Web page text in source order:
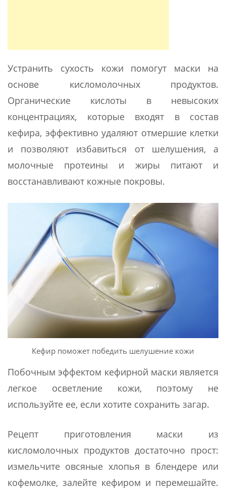
Устранить сухость кожи помогут маски на
основе кисломолочных продуктов.
Органические кислоты в невысоких
концентрациях, которые входят в состав
кефира, эффективно удаляют отмершие клетки
и позволяют избавиться от шелушения, а
молочные протеины и жиры питают и
восстанавливают кожные покровы.
Кефир поможет победить шелушение кожи
Побочным эффектом кефирной маски является
легкое осветление кожи, поэтому не
используйте ее, если хотите сохранить загар.
Рецепт приготовления маски из
кисломолочных продуктов достаточно прост:
измельчите овсяные хлопья в блендере или
кофемолке, залейте кефиром и перемешайте.